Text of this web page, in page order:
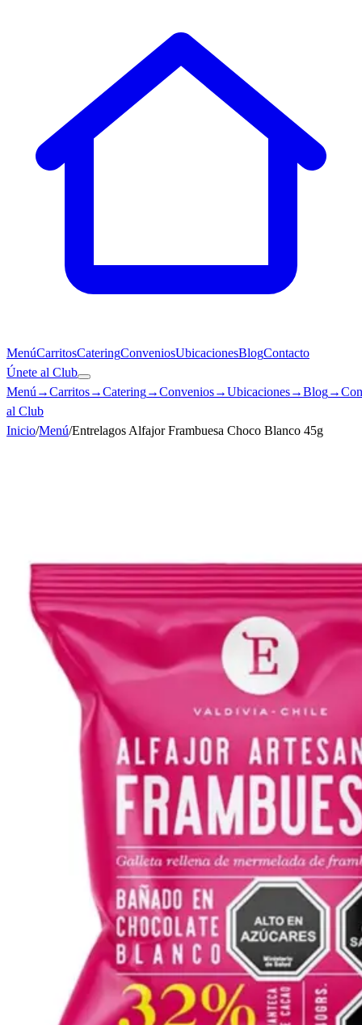
MenúCarritosCateringConveniosUbicacionesBlogContacto
Únete al Club
Menú →Carritos→Catering→Convenios→Ubicaciones→Blog→
al Club
Inicio/Menú/Entrelagos Alfajor Frambuesa Choco Blanco 45g